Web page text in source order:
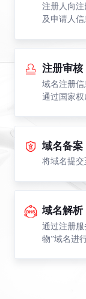
注册人向
及申请人信
注册审核
域名注册
通过国家
域名备案
将域名提
域名解析
通过注册
物”域名进